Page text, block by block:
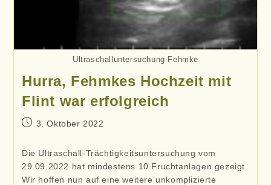
Ultraschalluntersuchung Fehmke
Hurra, Fehmkes Hochzeit mit
Flint war erfolgreich
Beitrag3. Oktober 2022
Die Ultraschall-Trächtigkeitsuntersuchung vom
29.09.2022 hat mindestens 10 Fruchtanlagen gezeigt.
Wir hoffen nun auf eine weitere unkomplizierte